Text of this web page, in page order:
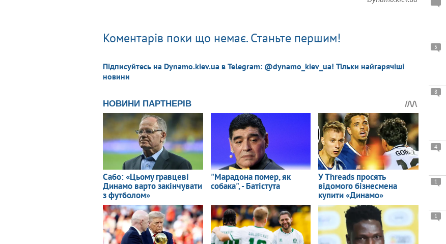
Коментарів поки що немає. Станьте першим!
Підписуйтесь на Dynamo.kiev.ua в Telegram: @dynamo_kiev_ua! Тільки найгарячіші
новини
5
8
4
1
1